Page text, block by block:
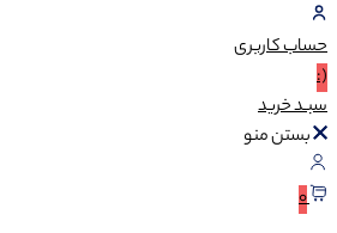
حسابکاربری
(:
سبـدخرید
بستن منو
0